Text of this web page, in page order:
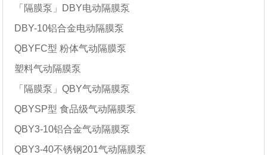
「隔膜泵」DBY电动隔膜泵
DBY-10铝合金电动隔膜泵
QBYFC型 粉体气动隔膜泵
塑料气动隔膜泵
「隔膜泵」QBY气动隔膜泵
QBYSP型 食品级气动隔膜泵
QBY3-10铝合金气动隔膜泵
QBY3-40不锈钢201气动隔膜泵